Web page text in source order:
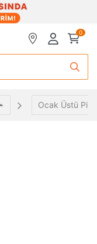
0
Ocak Üstü